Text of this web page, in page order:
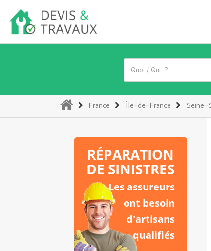
(current)
France Île-de-France Seine-
RÉPARATION
DE SINISTRES
Les assureurs
ont besoin
d'artisans
qualifiés